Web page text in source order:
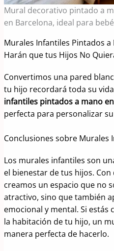
Mural decorativo pintado a
en Barcelona, ideal para
Murales Infantiles Pintados
Harán que tus Hijos No
Convertimos una pared
tu hijo recordará toda su
infantiles pintados a mano
perfecta para personalizar
Conclusiones sobre Murales
Los murales infantiles son
el bienestar de tus hijos.
creamos un espacio que no
atractivo, sino que también
emocional y mental. Si
la habitación de tu hijo, un
manera perfecta de hacerlo.